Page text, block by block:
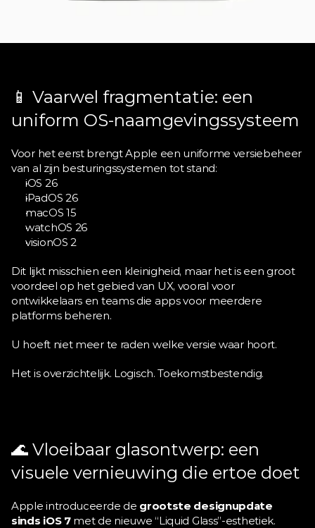
📱 Vaarwel fragmentatie: een
uniform OS-naamgevingssysteem
Voor het eerst brengt Apple een uniforme versiebeheer
van al zijn besturingssystemen tot stand:
iOS 26
iPadOS 26
macOS 15
watchOS 26
visionOS 2
Dit lijkt misschien een kleinigheid, maar het is een groot
voordeel op het gebied van UX, vooral voor
ontwikkelaars en teams die apps voor meerdere
platforms beheren.
U hoeft niet meer te raden welke versie waar hoort.
Het is overzichtelijk. Logisch. Toekomstbestendig.
🌊 Vloeibaar glasontwerp: een
visuele vernieuwing die ertoe doet
Apple introduceerde de grootste designupdate
sinds iOS 7 met de nieuwe “Liquid Glass”-esthetiek.